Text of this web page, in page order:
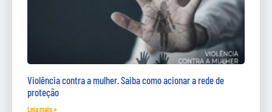
Violência contra a mulher. Saiba como acionar a rede de
proteção
Leia mais »